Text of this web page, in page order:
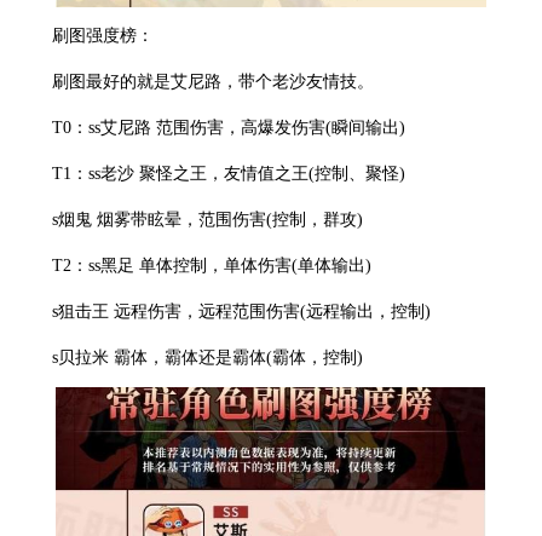
刷图强度榜：
刷图最好的就是艾尼路，带个老沙友情技。
T0：ss艾尼路 范围伤害，高爆发伤害(瞬间输出)
T1：ss老沙 聚怪之王，友情值之王(控制、聚怪)
s烟鬼 烟雾带眩晕，范围伤害(控制，群攻)
T2：ss黑足 单体控制，单体伤害(单体输出)
s狙击王 远程伤害，远程范围伤害(远程输出，控制)
s贝拉米 霸体，霸体还是霸体(霸体，控制)